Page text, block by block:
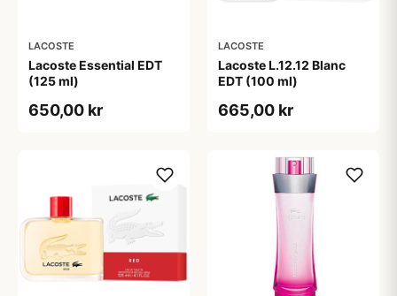
LACOSTE
Lacoste Essential EDT
(125 ml)
650,00 kr
LACOSTE
Lacoste L.12.12 Blanc
EDT (100 ml)
665,00 kr